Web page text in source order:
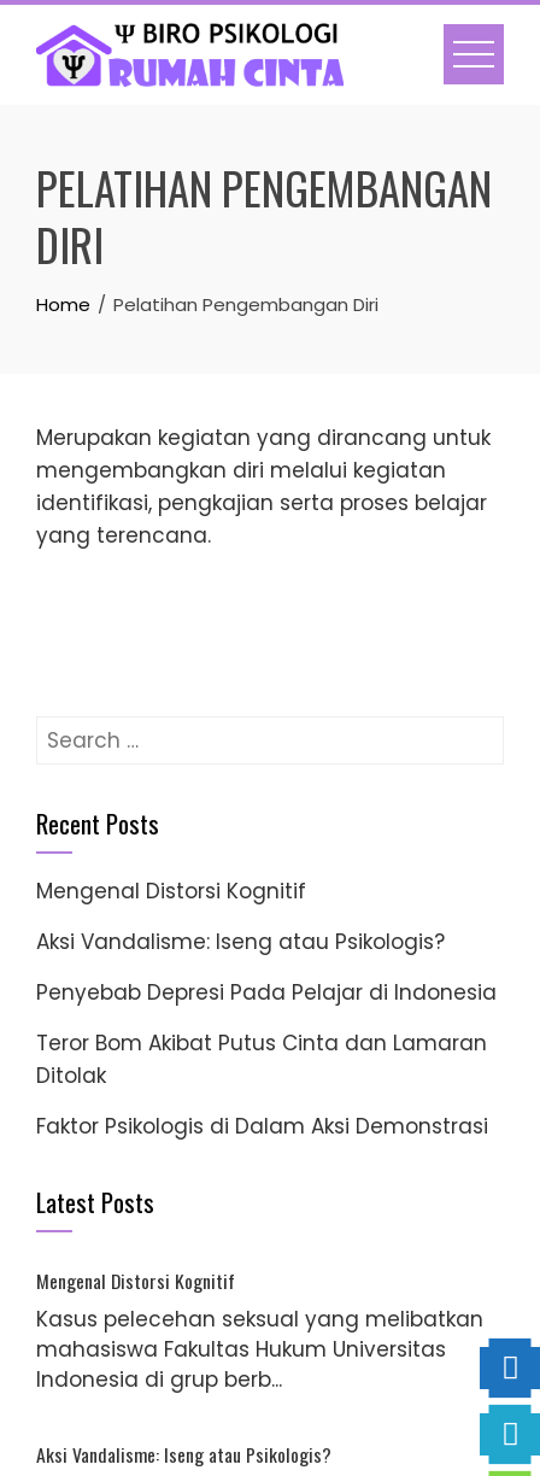
Skip
content
PELATIHAN PENGEMBANGAN
DIRI
Home Pelatihan Pengembangan Diri
Merupakan kegiatan yang dirancang untuk
mengembangkan diri melalui kegiatan
identifikasi, pengkajian serta proses belajar
yang terencana.
Search
Recent Posts
Mengenal Distorsi Kognitif
Aksi Vandalisme: Iseng atau Psikologis?
Penyebab Depresi Pada Pelajar di Indonesia
Teror Bom Akibat Putus Cinta dan Lamaran
Ditolak
Faktor Psikologis di Dalam Aksi Demonstrasi
Latest Posts
Mengenal Distorsi Kognitif
Kasus pelecehan seksual yang melibatkan
mahasiswa Fakultas Hukum Universitas
Indonesia di grup berb...
Aksi Vandalisme: Iseng atau Psikologis?